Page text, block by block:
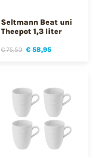
Seltmann Beat uni
Theepot 1,3 liter
€ 75,50 € 58,95